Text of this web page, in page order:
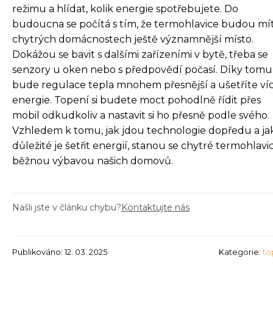
režimu a hlídat, kolik energie spotřebujete. Do
budoucna se počítá s tím, že termohlavice budou
chytrých domácnostech ještě významnější místo.
Dokážou se bavit s dalšími zařízeními v bytě, třeba se
senzory u oken nebo s předpovědí počasí. Díky tomu
bude regulace tepla mnohem přesnější a ušetříte
energie. Topení si budete moct pohodlně řídit přes
mobil odkudkoliv a nastavit si ho přesně podle svého.
Vzhledem k tomu, jak jdou technologie dopředu a
důležité je šetřit energií, stanou se chytré
běžnou výbavou našich domovů.
Našli jste v článku chybu?Kontaktujte nás
Publikováno: 12. 03. 2025 Kategorie: